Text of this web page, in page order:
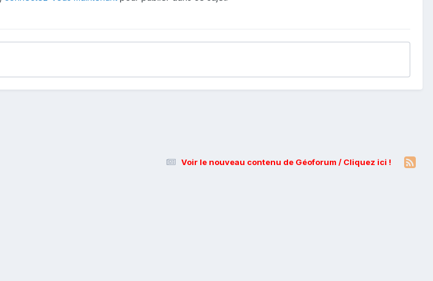
Voir le nouveau contenu de Géoforum / Cliquez ici !